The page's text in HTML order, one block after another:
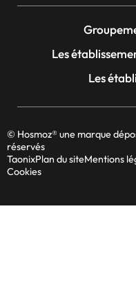
Les
Les
© Hosmoz® une marque
réservés
TaonixPlan du siteMentions
Cookies